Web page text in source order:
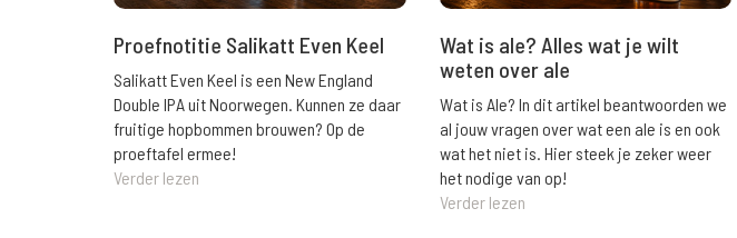
Proefnotitie Salikatt Even Keel
Salikatt Even Keel is een New England
Double IPA uit Noorwegen. Kunnen ze daar
fruitige hopbommen brouwen? Op de
proeftafel ermee!
Verder lezen
Wat is ale? Alles wat je wilt
weten over ale
Wat is Ale? In dit artikel beantwoorden we
al jouw vragen over wat een ale is en ook
wat het niet is. Hier steek je zeker weer
het nodige van op!
Verder lezen